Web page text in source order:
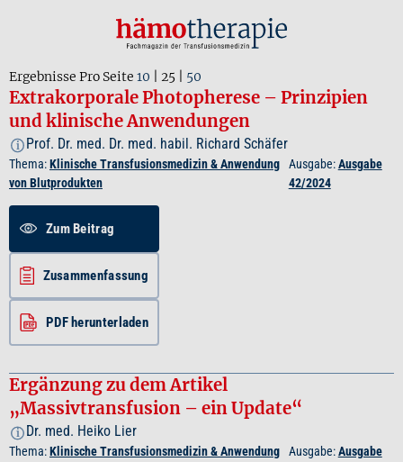
Ergebnisse Pro Seite 10 25 50
Extrakorporale Photopherese – Prinzipien
und klinische Anwendungen
i Prof. Dr. med. Dr. med. habil. Richard Schäfer
Thema:Klinische Transfusionsmedizin & Anwendung
von Blutprodukten
Ausgabe:Ausgabe
42/2024
Zum Beitrag
Zusammenfassung
PDF herunterladen
Ergänzung zu dem Artikel
„Massivtransfusion – ein Update“
i Dr. med. Heiko Lier
Thema:Klinische Transfusionsmedizin & Anwendung
Ausgabe:Ausgabe